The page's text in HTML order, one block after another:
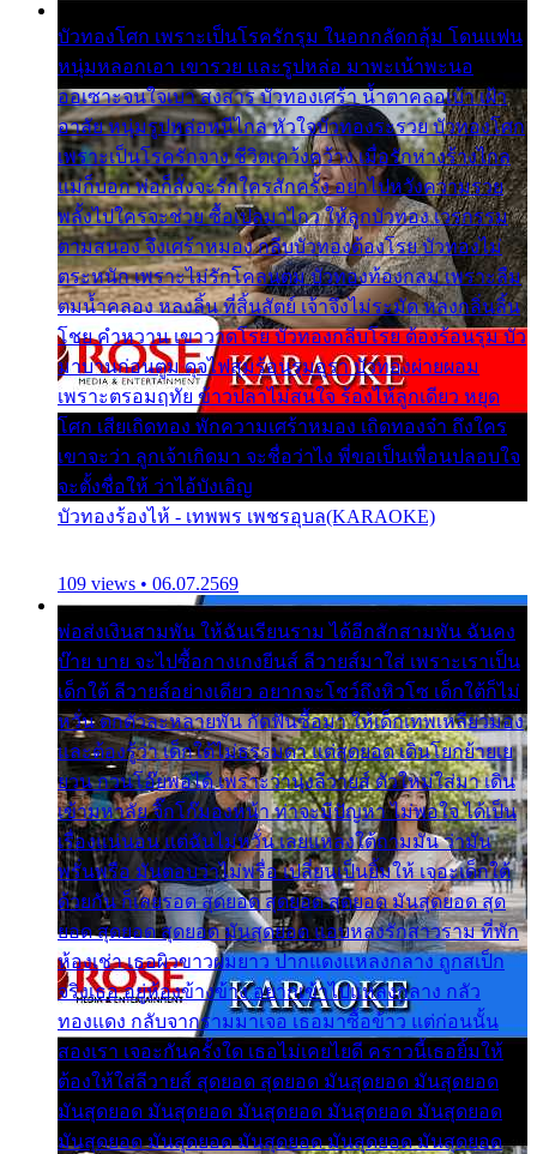
บัวทองโศก เพราะเป็นโรครักรุม ในอกกลัดกลุ้ม โดนแฟน
หนุ่มหลอกเอา เขารวย และรูปหล่อ มาพะเน้าพะนอ
ออเซาะจนใจเบา สงสาร บัวทองเศร้า น้ำตาคลอเบ้า เฝ้า
อาลัย หนุ่มรูปหล่อหนีไกล หัวใจบัวทองระรวย บัวทองโศก
เพราะเป็นโรครักจาง ชีวิตเคว้งคว้าง เมื่อรักห่างร้างไกล
แม่ก็บอก พ่อก็สั่งจะรักใครสักครั้ง อย่าไปหวังความรวย
พลั้งไปใครจะช่วย ซื้อเปลมาไกว ให้ลูกบัวทอง เวรกรรม
ตามสนอง จึงเศร้าหมอง กลีบบัวทองต้องโรย บัวทองไม่
ตระหนัก เพราะไม่รักโคลนตม บัวทองท้องกลม เพราะลืม
ตมน้ำคลอง หลงลิ้น ที่สิ้นสัตย์ เจ้าจึงไม่ระมัด หลงกลิ่นลิ้น
โชย คำหวาน เขาวาดโรย บัวทองกลีบโรย ต้องร้อนรุม บัว
มาบานก่อนตูม ดุจไฟสุมร้อนรุมอุรา บัวทองผ่ายผอม
เพราะตรอมฤทัย ข้าวปลาไม่สนใจ ร้องไห้ลูกเดียว หยุด
โศก เสียเถิดทอง พักความเศร้าหมอง เถิดทองจ๋า ถึงใคร
เขาจะว่า ลูกเจ้าเกิดมา จะชื่อว่าไง พี่ขอเป็นเพื่อนปลอบใจ
จะตั้งชื่อให้ ว่าไอ้บังเอิญ
บัวทองร้องไห้ - เทพพร เพชรอุบล(KARAOKE)
109 views • 06.07.2569
พ่อส่งเงินสามพัน ให้ฉันเรียนราม ได้อีกสักสามพัน ฉันคง
บ๊าย บาย จะไปซื้อกางเกงยีนส์ ลีวายส์มาใส่ เพราะเราเป็น
เด็กใต้ ลีวายส์อย่างเดียว อยากจะโชว์ถึงหิวโซ เด็กใต้ก็ไม่
หวั่น ตกตัวละหลายพัน กัดฟันซื้อมา ให้เด็กเทพเหลียวมอง
และต้องรู้ว่า เด็กใต้ไม่ธรรมดา แต่สุดยอด เดินโยกย้ายเย
ยวน กวนโอ๊ยพอได้ เพราะว่านุ่งลีวายส์ ตัวใหม่ใส่มา เดิน
เข้ามหาลัย จิ๊กโก๊มองหน้า ท่าจะมีปัญหา ไม่พอใจ ได้เป็น
เรื่องแน่นอน แต่ฉันไม่หวั่น เลยแหลงใต้ถามมัน ว่ามัน
พรั่นพรือ มันตอบว่าไม่พรื่อ เปลี่ยนเป็นยิ้มให้ เจอะเด็กใต้
ด้วยกัน ก็เลยรอด สุดยอด สุดยอด สุดยอด มันสุดยอด สุด
ยอด สุดยอด สุดยอด มันสุดยอด แอบหลงรักสาวราม ที่พัก
ห้องเช่า เธอผิวขาวผมยาว ปากแดงแหลงกลาง ถูกสเป็ก
จริงเธอ อยู่ห้องข้างข้าง อยากเข้าไปแหลงกลาง กลัว
ทองแดง กลับจากรามมาเจอ เธอมาซื้อข้าว แต่ก่อนนั้น
สองเรา เจอะกันครั้งใด เธอไม่เคยไยดี คราวนี้เธอยิ้มให้
ต้องให้ใส่ลีวายส์ สุดยอด สุดยอด มันสุดยอด มันสุดยอด
มันสุดยอด มันสุดยอด มันสุดยอด มันสุดยอด มันสุดยอด
มันสุดยอด มันสุดยอด มันสุดยอด มันสุดยอด มันสุดยอด